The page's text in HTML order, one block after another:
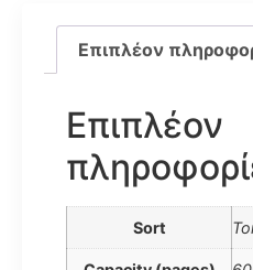
Επιπλέον
Επιπλέον
Sort